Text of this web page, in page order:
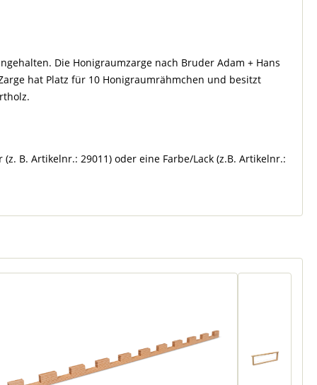
Die Honigraumzarge nach Bruder Adam + Hans
hat Platz für 10 Honigraumrähmchen und besitzt
B. Artikelnr.: 29011) oder eine Farbe/Lack (z.B. Artikelnr.: